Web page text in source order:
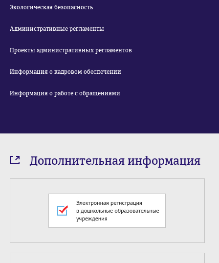
Экологическая безопасность
Административные регламенты
Проекты административных регламентов
Информация о кадровом обеспечении
Информация о работе с обращениями
Дополнительная информация